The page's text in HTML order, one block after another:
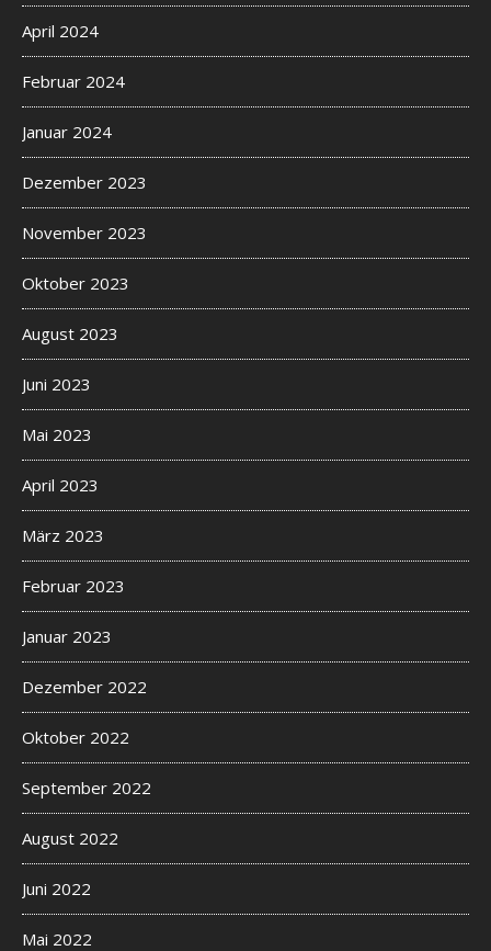
April 2024
Februar 2024
Januar 2024
Dezember 2023
November 2023
Oktober 2023
August 2023
Juni 2023
Mai 2023
April 2023
März 2023
Februar 2023
Januar 2023
Dezember 2022
Oktober 2022
September 2022
August 2022
Juni 2022
Mai 2022